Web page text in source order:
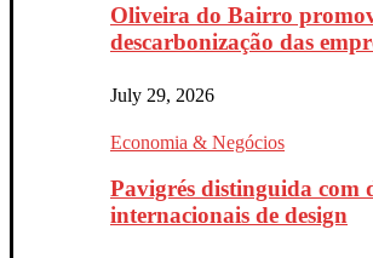
Oliveira do Bairro
descarbonização das
July 29, 2026
Economia & Negócios
Pavigrés distinguida com
internacionais de design